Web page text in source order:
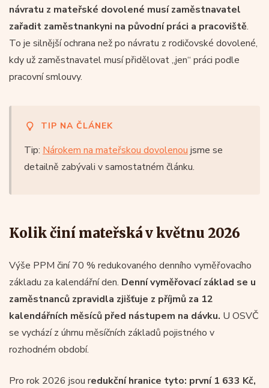
návratu z mateřské dovolené musí zaměstnavatel
zařadit zaměstnankyni na původní práci a pracoviště.
To je silnější ochrana než po návratu z rodičovské dovolené,
kdy už zaměstnavatel musí přidělovat „jen“ práci podle
pracovní smlouvy.
TIP NA ČLÁNEK
Tip: Nárokem na mateřskou dovolenou jsme se
detailně zabývali v samostatném článku.
Kolik činí mateřská v květnu 2026
Výše PPM činí 70 % redukovaného denního vyměřovacího
základu za kalendářní den. Denní vyměřovací základ se u
zaměstnanců zpravidla zjišťuje z příjmů za 12
kalendářních měsíců před nástupem na dávku. U OSVČ
se vychází z úhrnu měsíčních základů pojistného v
rozhodném období.
Pro rok 2026 jsou redukční hranice tyto: první 1 633 Kč,